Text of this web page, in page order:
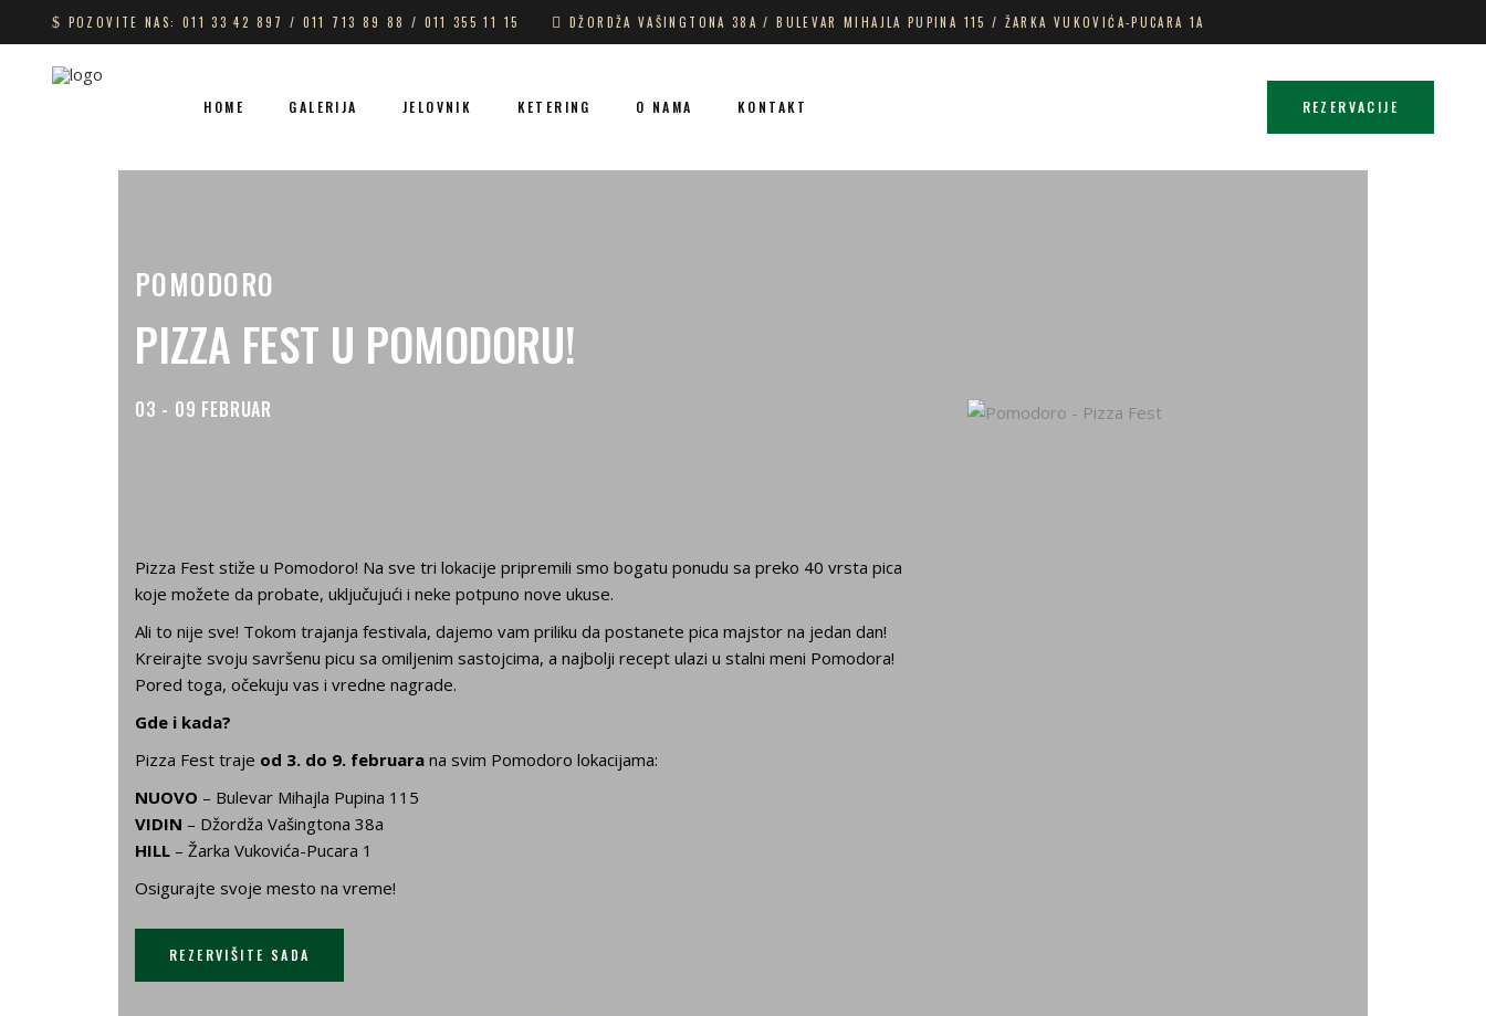
POZOVITE NAS: 011 33 42 897 / 011 713 89 88 / 011 355 11 15 DŽORDŽA VAŠINGTONA 38A / BULEVAR MIHAJLA PUPINA 115 / ŽARKA VUKOVIĆA-PUCARA 1A
HOME GALERIJA JELOVNIK KETERING O NAMA KONTAKT REZERVACIJE
POMODORO
PIZZA FEST U POMODORU!
03 - 09 FEBRUAR
Pizza Fest stiže u Pomodoro! Na sve tri lokacije pripremili smo bogatu ponudu sa preko 40 vrsta pica
koje možete da probate, uključujući i neke potpuno nove ukuse.
Ali to nije sve! Tokom trajanja festivala, dajemo vam priliku da postanete pica majstor na jedan dan!
Kreirajte svoju savršenu picu sa omiljenim sastojcima, a najbolji recept ulazi u stalni meni Pomodora!
Pored toga, očekuju vas i vredne nagrade.
Gde i kada?
Pizza Fest traje od 3. do 9. februara na svim Pomodoro lokacijama:
NUOVO – Bulevar Mihajla Pupina 115
VIDIN – Džordža Vašingtona 38a
HILL – Žarka Vukovića-Pucara 1
Osigurajte svoje mesto na vreme!
REZERVIŠITE SADA